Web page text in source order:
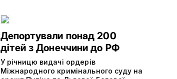
Депортували понад 200
дітей з Донеччини до РФ
У річницю видачі ордерів
Міжнародного кримінального суду на